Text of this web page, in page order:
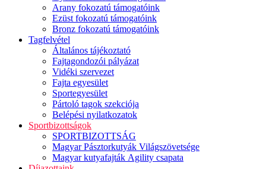
Arany fokozatú támogatóink
Ezüst fokozatú támogatóink
Bronz fokozatú támogatóink
Tagfelvétel
Általános tájékoztató
Fajtagondozói pályázat
Vidéki szervezet
Fajta egyesület
Sportegyesület
Pártoló tagok szekciója
Belépési nyilatkozatok
Sportbizottságok
SPORTBIZOTTSÁG
Magyar Pásztorkutyák Világszövetsége
Magyar kutyafajták Agility csapata